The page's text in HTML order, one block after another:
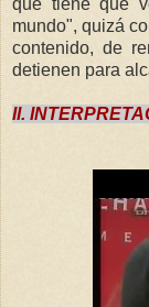
mundo", quizá
contenido, de
detienen para
II.